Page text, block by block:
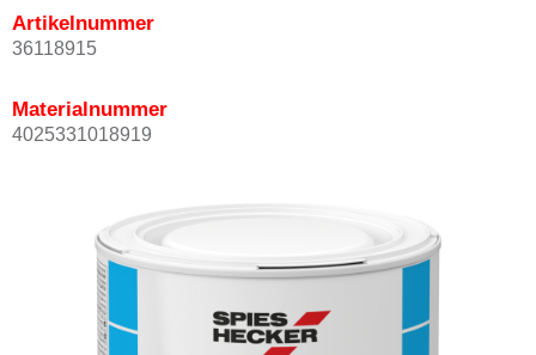
Artikelnummer
36118915
Materialnummer
4025331018919